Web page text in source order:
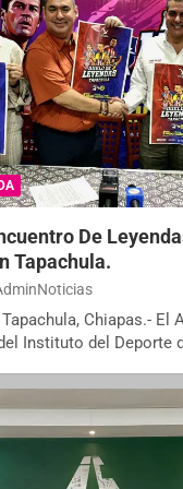
De
Tapachula.
Chiapas.- El
Instituto del Deporte